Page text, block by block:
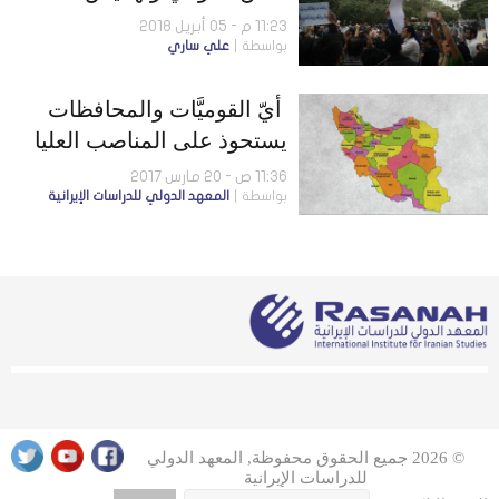
القوميات
11:23 م - 05 أبريل 2018
بواسطة علي ساري
أيّ القوميَّات والمحافظات
يستحوذ على المناصب العليا
في إيران؟
11:36 ص - 20 مارس 2017
بواسطة المعهد الدولي للدراسات الإيرانية
© 2026 جميع الحقوق محفوظة, المعهد الدولي
للدراسات الإيرانية